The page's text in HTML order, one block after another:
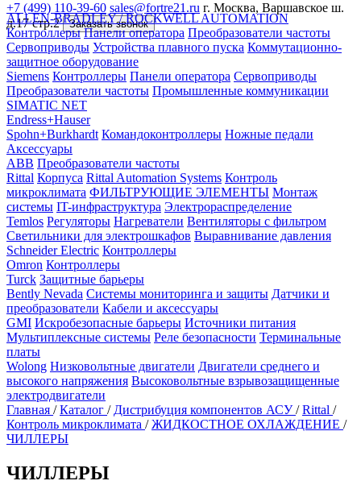
+7 (499) 110-39-60 sales@fortre21.ru г. Москва, Варшавское ш.
д.17 стр.2
Заказать звонок
ALLEN-BRADLEY / ROCKWELL AUTOMATION
Контроллеры Панели оператора Преобразователи частоты
Сервоприводы Устройства плавного пуска Коммутационно-
защитное оборудование
Siemens Контроллеры Панели оператора Сервоприводы
Преобразователи частоты Промышленные коммуникации
SIMATIC NET
Endress+Hauser
Spohn+Burkhardt Командоконтроллеры Ножные педали
Аксессуары
ABB Преобразователи частоты
Rittal Корпуса Rittal Automation Systems Контроль
микроклимата ФИЛЬТРУЮЩИЕ ЭЛЕМЕНТЫ Монтаж
системы IT-инфраструктура Электрораспределение
Temlos Регуляторы Нагреватели Вентиляторы с фильтром
Светильники для электрошкафов Выравнивание давления
Schneider Electric Контроллеры
Omron Контроллеры
Turck Защитные барьеры
Bently Nevada Системы мониторинга и защиты Датчики и
преобразователи Кабели и аксессуары
GMI Искробезопасные барьеры Источники питания
Мультиплексные системы Реле безопасности Терминальные
платы
Wolong Низковольтные двигатели Двигатели среднего и
высокого напряжения Высоковольтные взрывозащищенные
электродвигатели
Главная / Каталог / Дистрибуция компонентов АСУ / Rittal /
Контроль микроклимата / ЖИДКОСТНОЕ ОХЛАЖДЕНИЕ /
ЧИЛЛЕРЫ
ЧИЛЛЕРЫ